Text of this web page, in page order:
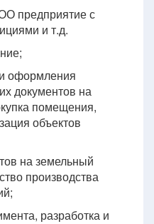
предприятие с
и т.д.
оформления
документов на
помещения,
объектов
на земельный
производства
разработка и